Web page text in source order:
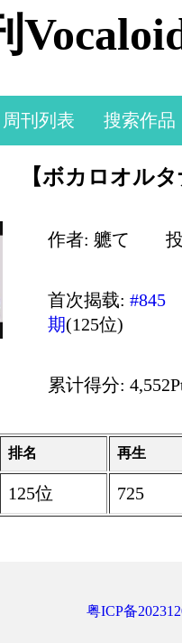
周刊列表 搜索作品
【ボカロオル
作者: 軈て
首次揭载:#845
期(125位)
累计得分:
排名 再生
125位 725
粤ICP备